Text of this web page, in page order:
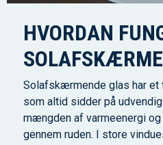
HVORDAN
Solafskærmende glas har
som altid sidder på
mængden af varmeenergi
gennem ruden. I store